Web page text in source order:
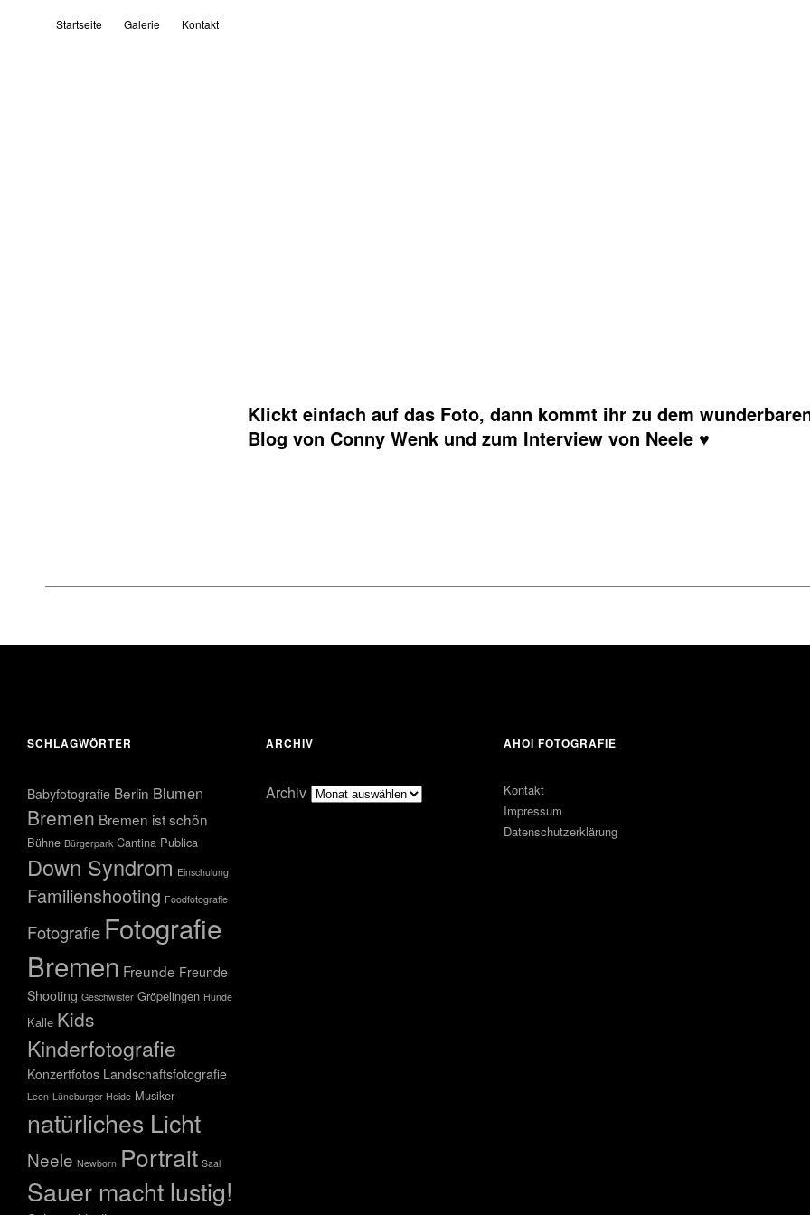
Startseite Galerie Kontakt
Klickt einfach auf das Foto, dann kommt ihr zu dem
Blog von Conny Wenk und zum Interview von Neele ♥
SCHLAGWÖRTER
Babyfotografie Berlin Blumen
Bremen Bremen ist schön
Bühne Bürgerpark Cantina Publica
Down Syndrom Einschulung
Familienshooting Foodfotografie
Fotografie Fotografie
Bremen Freunde Freunde
Shooting Geschwister Gröpelingen Hunde
Kalle Kids
Kinderfotografie
Konzertfotos Landschaftsfotografie
Leon Lüneburger Heide Musiker
natürliches Licht
Neele Newborn Portrait Saal
Sauer macht lustig!
ARCHIV
Archiv
AHOI FOTOGRAFIE
Kontakt
Impressum
Datenschutzerklärung